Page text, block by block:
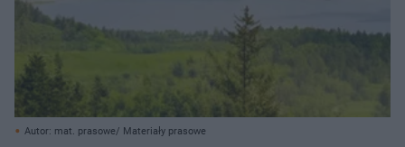
Autor: mat. prasowe/ Materiały prasowe